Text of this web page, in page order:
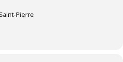
Pierre